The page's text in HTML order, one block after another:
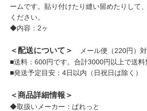
ームです。貼り付けたり縫い留めたりして
ください。
◆内容：2ヶ
＜配送について＞
メール便（220円）対
■送料：600円です。合計3000円以上で送料
■発送予定目安：4日以内（日祝日は除く）
＜商品詳細情報＞
◆取扱いメーカー：ぱれっと